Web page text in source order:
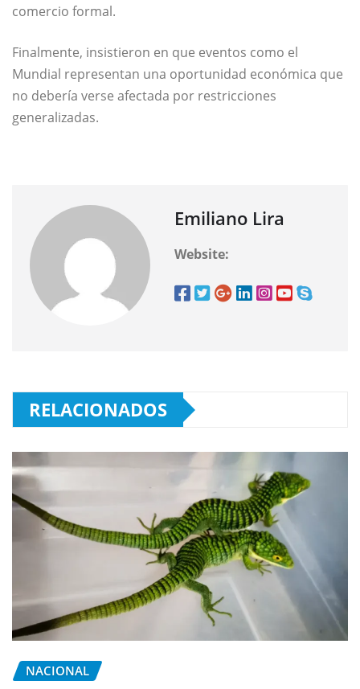
comercio formal.
Finalmente, insistieron en que eventos como el
Mundial representan una oportunidad económica que
no debería verse afectada por restricciones
generalizadas.
Emiliano Lira
Website:
RELACIONADOS
NACIONAL